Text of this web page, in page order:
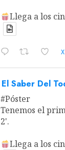
Llega a los
X
El Saber Del
#Póster
Tenemos el
2'.
Llega a los